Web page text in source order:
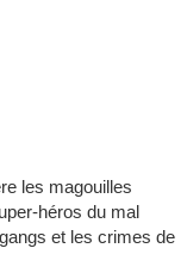
les magouilles
héros du mal
et les crimes de